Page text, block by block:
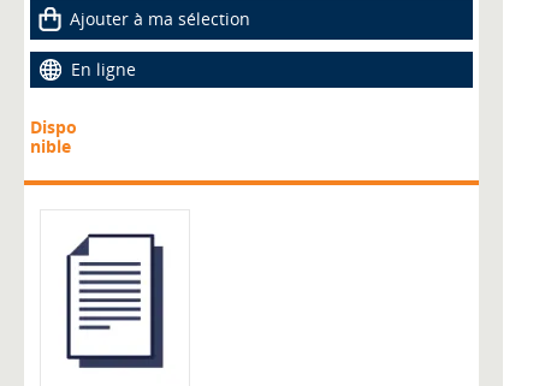
Ajouter à ma sélection
En ligne
Dispo
nible